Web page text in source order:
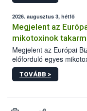
2026. augusztus 3, hétfő
Megjelent az
mikotoxinok
Megjelent az Európai
előforduló egyes
2027-től új irányértékek
hatályos uniós ajánlások
TOVÁBB >